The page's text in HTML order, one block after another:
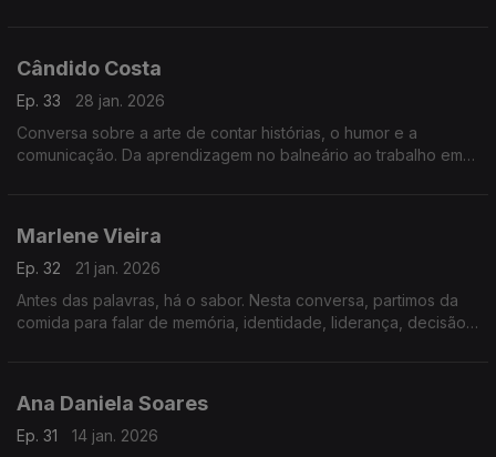
Cândido Costa
Ep. 33
28 jan. 2026
Conversa sobre a arte de contar histórias, o humor e a
comunicação. Da aprendizagem no balneário ao trabalho em
Marlene Vieira
Ep. 32
21 jan. 2026
Antes das palavras, há o sabor. Nesta conversa, partimos da
comida para falar de memória, identidade, liderança, decisão
Ana Daniela Soares
Ep. 31
14 jan. 2026